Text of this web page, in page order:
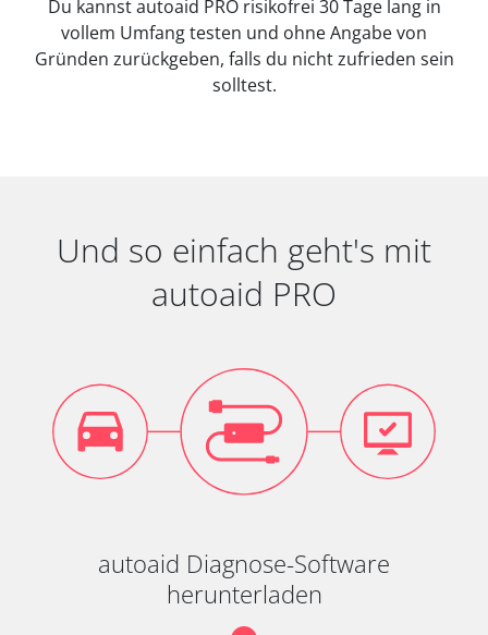
Du kannst autoaid PRO risikofrei 30 Tage lang in
vollem Umfang testen und ohne Angabe von
Gründen zurückgeben, falls du nicht zufrieden sein
solltest.
Und so einfach geht's mit
autoaid PRO
autoaid Diagnose-Software
herunterladen